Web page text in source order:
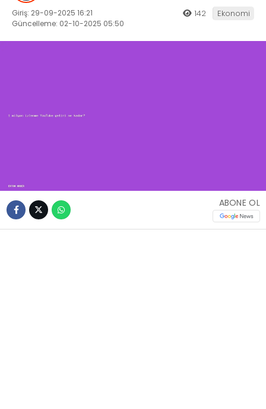
Giriş: 29-09-2025 16:21
Güncelleme: 02-10-2025 05:50
142 Ekonomi
ABONE OL